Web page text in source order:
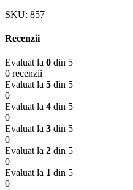
SKU: 857
Recenzii
Evaluat la 0 din 5
0 recenzii
Evaluat la 5 din 5
0
Evaluat la 4 din 5
0
Evaluat la 3 din 5
0
Evaluat la 2 din 5
0
Evaluat la 1 din 5
0